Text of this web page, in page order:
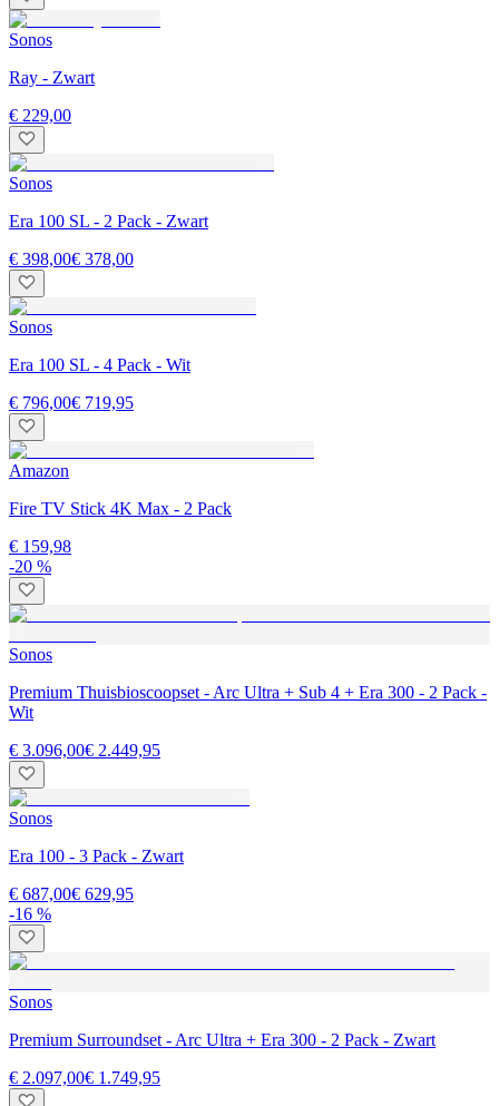
Sonos
Ray - Zwart
€ 229,00
Sonos
Era 100 SL - 2 Pack - Zwart
€ 398,00€ 378,00
Sonos
Era 100 SL - 4 Pack - Wit
€ 796,00€ 719,95
Amazon
Fire TV Stick 4K Max - 2 Pack
€ 159,98
-20 %
Sonos
Premium Thuisbioscoopset - Arc Ultra + Sub 4 + Era 300 - 2 Pack -
Wit
€ 3.096,00€ 2.449,95
Sonos
Era 100 - 3 Pack - Zwart
€ 687,00€ 629,95
-16 %
Sonos
Premium Surroundset - Arc Ultra + Era 300 - 2 Pack - Zwart
€ 2.097,00€ 1.749,95